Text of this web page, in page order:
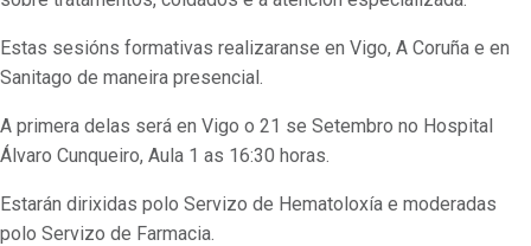
Estas sesións formativas realizaranse en Vigo, A Coruña e en
Sanitago de maneira presencial.
A primera delas será en Vigo o 21 se Setembro no Hospital
Álvaro Cunqueiro, Aula 1 as 16:30 horas.
Estarán dirixidas polo Servizo de Hematoloxía e moderadas
polo Servizo de Farmacia.